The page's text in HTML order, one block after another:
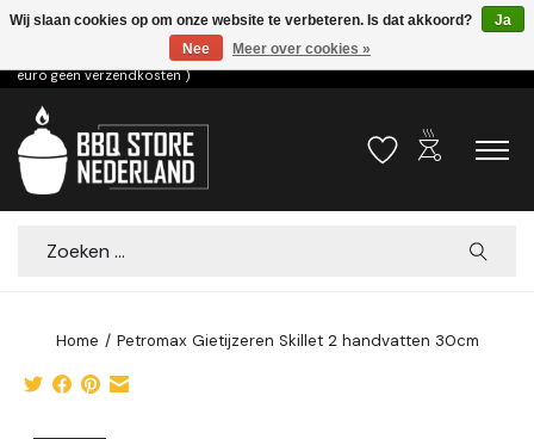
Voor 15.00u besteld dezelfde dag verzonden! ( 6,95 verzendkosten, vanaf 75
euro geen verzendkosten )
Verlanglijst
outdoor_grill
Zoeken
Home / Petromax Gietijzeren Skillet 2 handvatten 30cm
Wij slaan cookies op om onze website te verbeteren. Is dat akkoord?
Ja
Nee
Meer over cookies »